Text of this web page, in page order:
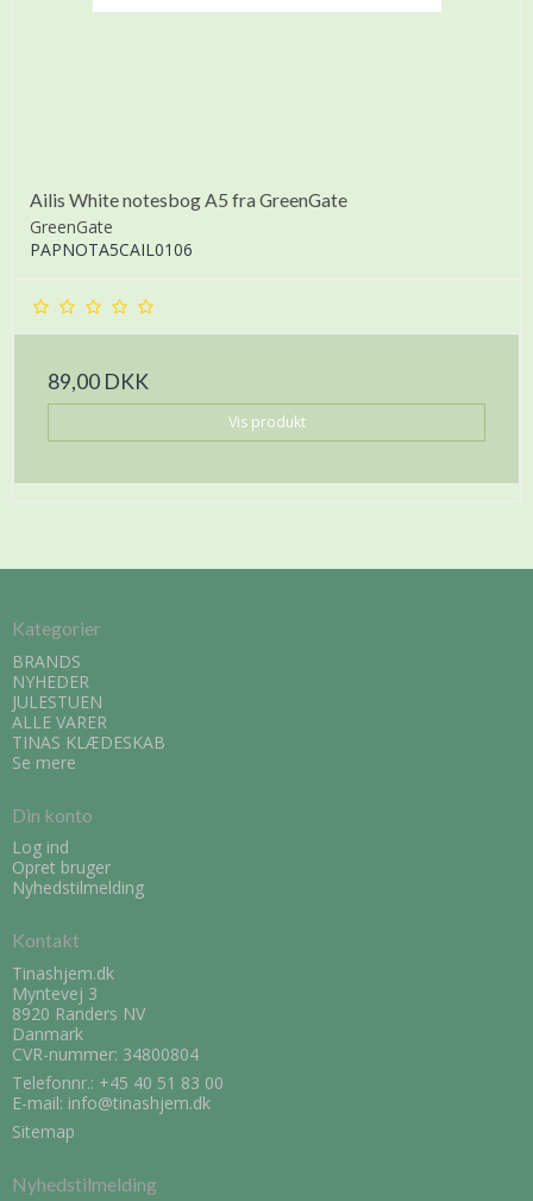
Ailis White notesbog A5 fra GreenGate
GreenGate
PAPNOTA5CAIL0106
89,00 DKK
Vis produkt
Kategorier
BRANDS
NYHEDER
JULESTUEN
ALLE VARER
TINAS KLÆDESKAB
Se mere
Din konto
Log ind
Opret bruger
Nyhedstilmelding
Kontakt
Tinashjem.dk
Myntevej 3
8920 Randers NV
Danmark
CVR-nummer: 34800804
Telefonnr.: +45 40 51 83 00
E-mail: info@tinashjem.dk
Sitemap
Nyhedstilmelding